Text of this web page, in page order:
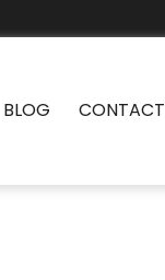
BLOG CONTACT